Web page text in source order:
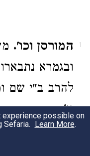
1 המורסן וכו'.
ובגמרא נתבארו
להרב ב"י שם
א'.
possible on
Sefaria. Learn More.